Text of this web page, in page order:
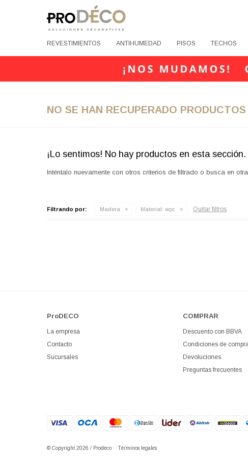
REVESTIMIENTOS ANTIHUMEDAD PISOS TECHOS
NO SE HAN RECUPERADO PRODUCTOS
¡Lo sentimos! No hay productos en esta sección.
Inténtalo nuevamente con otros criterios de filtrado o busca en
Filtrando por: Madera Material: wpc Quitar filtros
ProDECO
La empresa
Contacto
Sucursales
COMPRAR
Descuento con BBVA
Condiciones de
Devoluciones
Preguntas frecuentes
© Copyright 2026 / Prodeco Términos legales